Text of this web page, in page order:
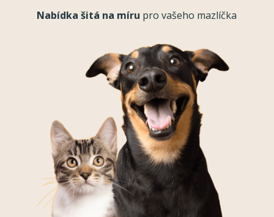
Nabídka šitá na míru pro vašeho mazlíčka